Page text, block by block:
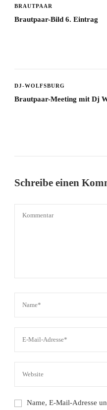
BRAUTPAAR
Brautpaar-Bild 6. Eintrag
DJ-WOLFSBURG
Brautpaar-Meeting mit Dj
Schreibe einen
Name, E-Mail-Adresse